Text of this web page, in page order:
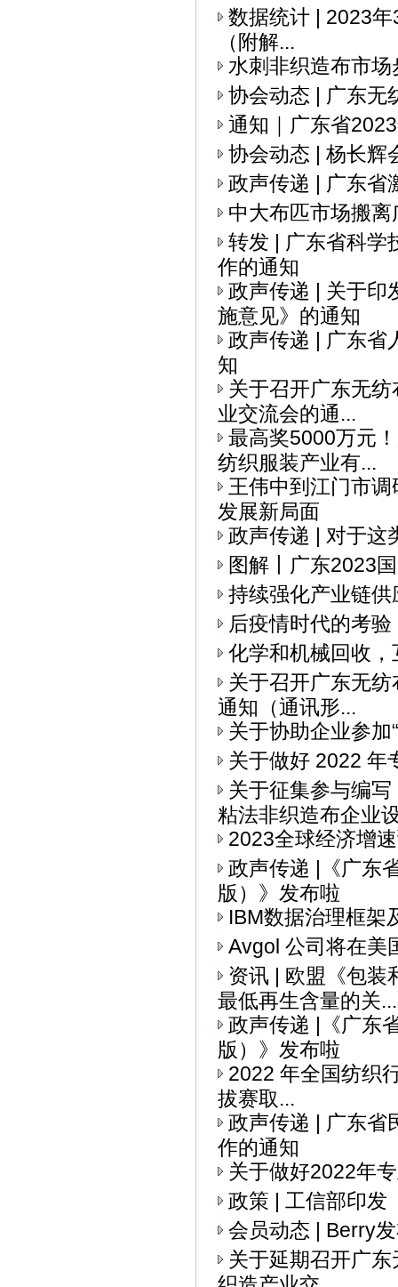
数据统计 | 2023
（附解...
水刺非织造布市
协会动态 | ​广东无
通知｜广东省
协会动态 | 杨长辉
政声传递 | 广东省
中大布匹市场搬
转发 | 广东省科学
作的通知
政声传递 | 关于印
施意见》的通知
政声传递 | 广东省
知
关于召开广东无纺
业交流会的通...
最高奖5000万元
纺织服装产业有...
王伟中到江门市
发展新局面
政声传递 | 对于
图解丨广东2023
持续强化产业链
后疫情时代的考验
化学和机械回收
关于召开广东无
通知（通讯形...
关于协助企业参加
关于做好 2022 年
关于征集参与编
粘法非织造布企业
2023全球经济增
政声传递 |《广东
版）》发布啦
IBM数据治理框架
Avgol 公司将在美
资讯 | 欧盟《包装
最低再生含量的关...
政声传递 |《广东
版）》发布啦
2022 年全国纺织
拔赛取...
政声传递 | 广东省
作的通知
关于做好2022年
政策 | 工信部印发
会员动态 | Berry
关于延期召开广东